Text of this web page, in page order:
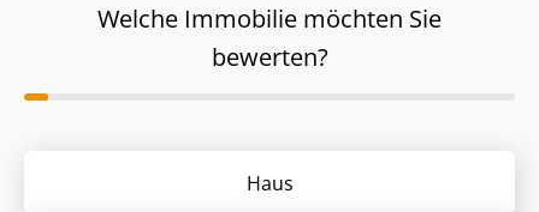
Welche Immobilie möchten Sie
bewerten?
Haus